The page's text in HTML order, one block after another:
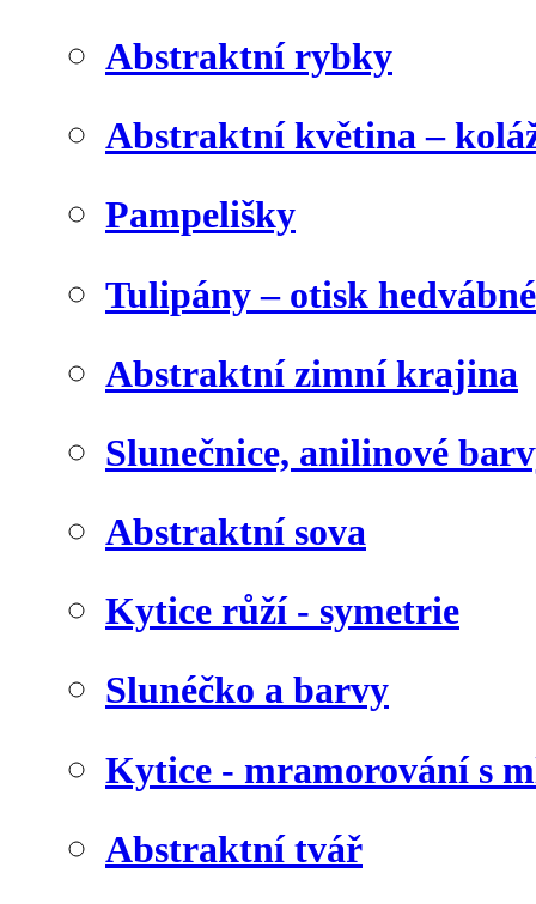
Abstraktní rybky
Abstraktní květina –
Pampelišky
Tulipány – otisk
Abstraktní zimní krajina
Slunečnice, anilinové
Abstraktní sova
Kytice růží - symetrie
Slunéčko a barvy
Kytice - mramorování s
Abstraktní tvář